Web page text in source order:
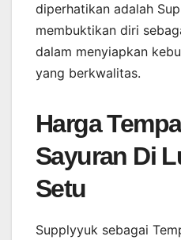
diperhatikan adalah
membuktikan diri
dalam menyiapkan
yang berkwalitas.
Harga
Sayuran Di
Setu
Supplyyuk sebagai